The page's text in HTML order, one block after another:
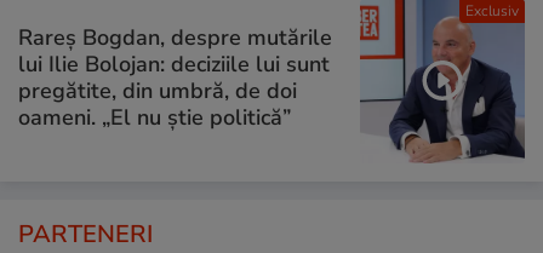
Exclusiv
Rareș Bogdan, despre mutările
lui Ilie Bolojan: deciziile lui sunt
pregătite, din umbră, de doi
oameni. „El nu știe politică”
PARTENERI